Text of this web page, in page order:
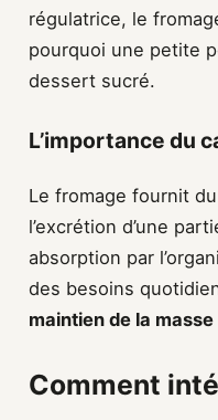
régulatrice, le
pourquoi une petite
dessert sucré.
L’importance du
Le fromage fournit
l’excrétion d’une
absorption par
des besoins
maintien de la
Comment